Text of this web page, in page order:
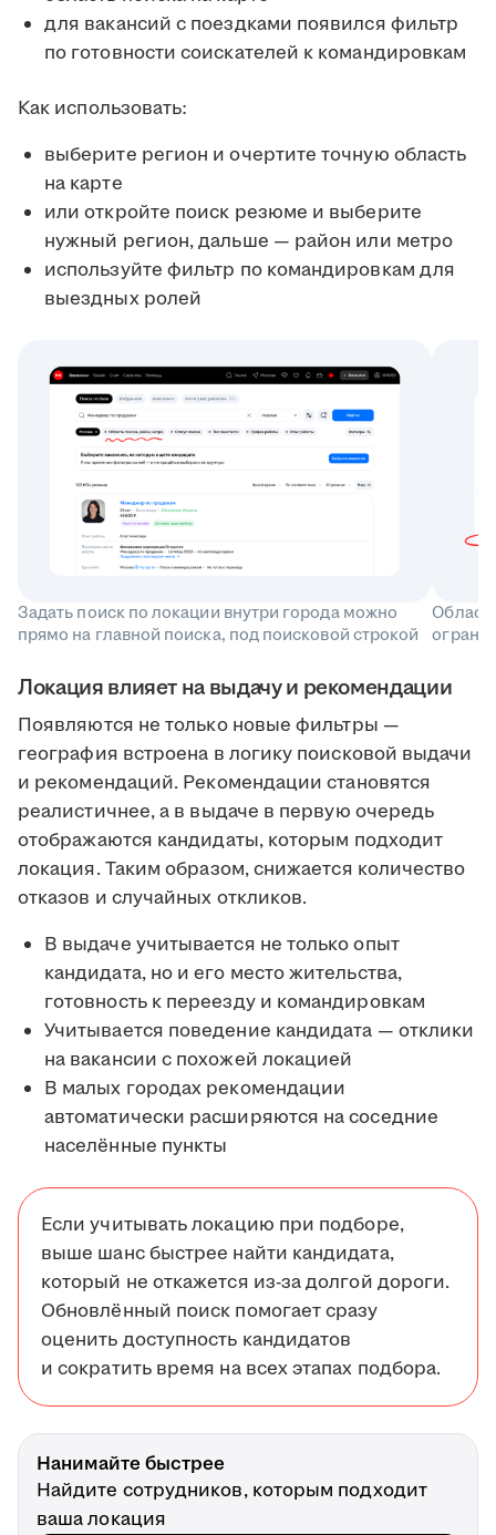
для вакансий с поездками появился фильтр
по готовности соискателей к командировкам
Как использовать:
выберите регион и очертите точную область
на карте
или откройте поиск резюме и выберите
нужный регион, дальше — район или метро
используйте фильтр по командировкам для
выездных ролей
Задать поиск по локации внутри города можно
прямо на главной поиска, под поисковой строкой
Локация влияет на выдачу и рекомендации
Появляются не только новые фильтры —
география встроена в логику поисковой выдачи
и рекомендаций. Рекомендации становятся
реалистичнее, а в выдаче в первую очередь
отображаются кандидаты, которым подходит
локация. Таким образом, снижается количество
отказов и случайных откликов.
В выдаче учитывается не только опыт
кандидата, но и его место жительства,
готовность к переезду и командировкам
Учитывается поведение кандидата — отклики
на вакансии с похожей локацией
В малых городах рекомендации
автоматически расширяются на соседние
населённые пункты
Если учитывать локацию при подборе,
выше шанс быстрее найти кандидата,
который не откажется из-за долгой дороги.
Обновлённый поиск помогает сразу
оценить доступность кандидатов
и сократить время на всех этапах подбора.
Нанимайте быстрее
Найдите сотрудников, которым подходит
ваша локация